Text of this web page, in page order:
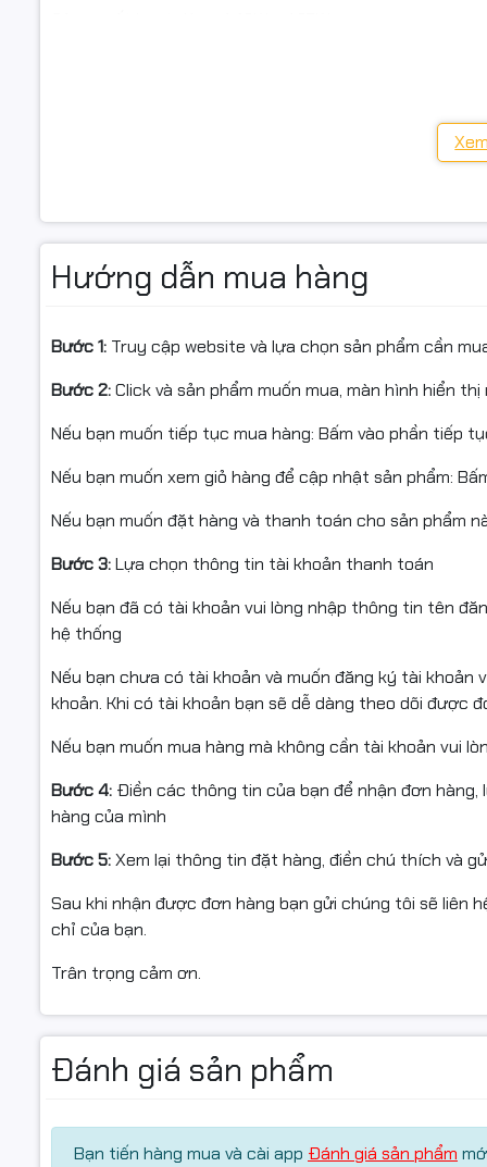
📦 Ứng dụng thực tế
✅ Quý khách vui lòng quay video khi bóc hàng để làm
✅ Nếu sản phẩm không sử dụng được hoặc chưa biết
✅ Chỉ hỗ trợ đổi/hoàn khi sản phẩm còn nguyên trạng
#TLSF1005D #SwitchTPLink #SwitchTPLINKSF1005D
#ChiaMang #BoChiaMang #SwitchChinhHang
#SwitchChoLopHoc #SwitchCamera #SwitchVoNhua
Hướng dẫn mua hàng
Bước 1: Truy cập website và lựa chọn sản phẩm cần
Bước 2:Click và sản phẩm muốn mua, màn hình hiển
Nếu bạn muốn tiếp tục mua hàng: Bấm vào phần tiếp
Nếu bạn muốn xem giỏ hàng để cập nhật sản phẩm:
Nếu bạn muốn đặt hàng và thanh toán cho sản phẩm
Bước 3:Lựa chọn thông tin tài khoản thanh toán
Nếu bạn đã có tài khoản vui lòng nhập thông tin tên
hệ thống
Nếu bạn chưa có tài khoản và muốn đăng ký tài
khoản. Khi có tài khoản bạn sẽ dễ dàng theo dõi được
Nếu bạn muốn mua hàng mà không cần tài khoản vui
Bước 4: Điền các thông tin của bạn để nhận đơn
hàng của mình
Bước 5:Xem lại thông tin đặt hàng, điền chú thích và
Sau khi nhận được đơn hàng bạn gửi chúng tôi sẽ liên
chỉ của bạn.
Trân trọng cảm ơn.
Đánh giá sản phẩm
Bạn tiến hàng mua và cài app Đánh giá sản phẩm
✅ Hàng
hoặc hư